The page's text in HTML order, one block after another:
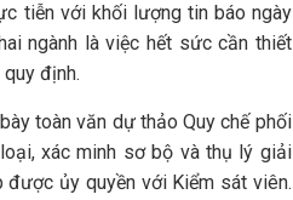
tiễn với khối lượng tin báo ngày
ngành là việc hết sức cần thiết
định.
toàn văn dự thảo Quy chế phối
xác minh sơ bộ và thụ lý giải
ủy quyền với Kiểm sát viên.